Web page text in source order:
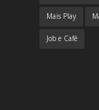
Mais Play
Job e Café